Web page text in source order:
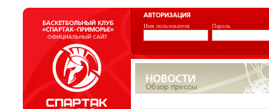
Имя пользователя Пароль